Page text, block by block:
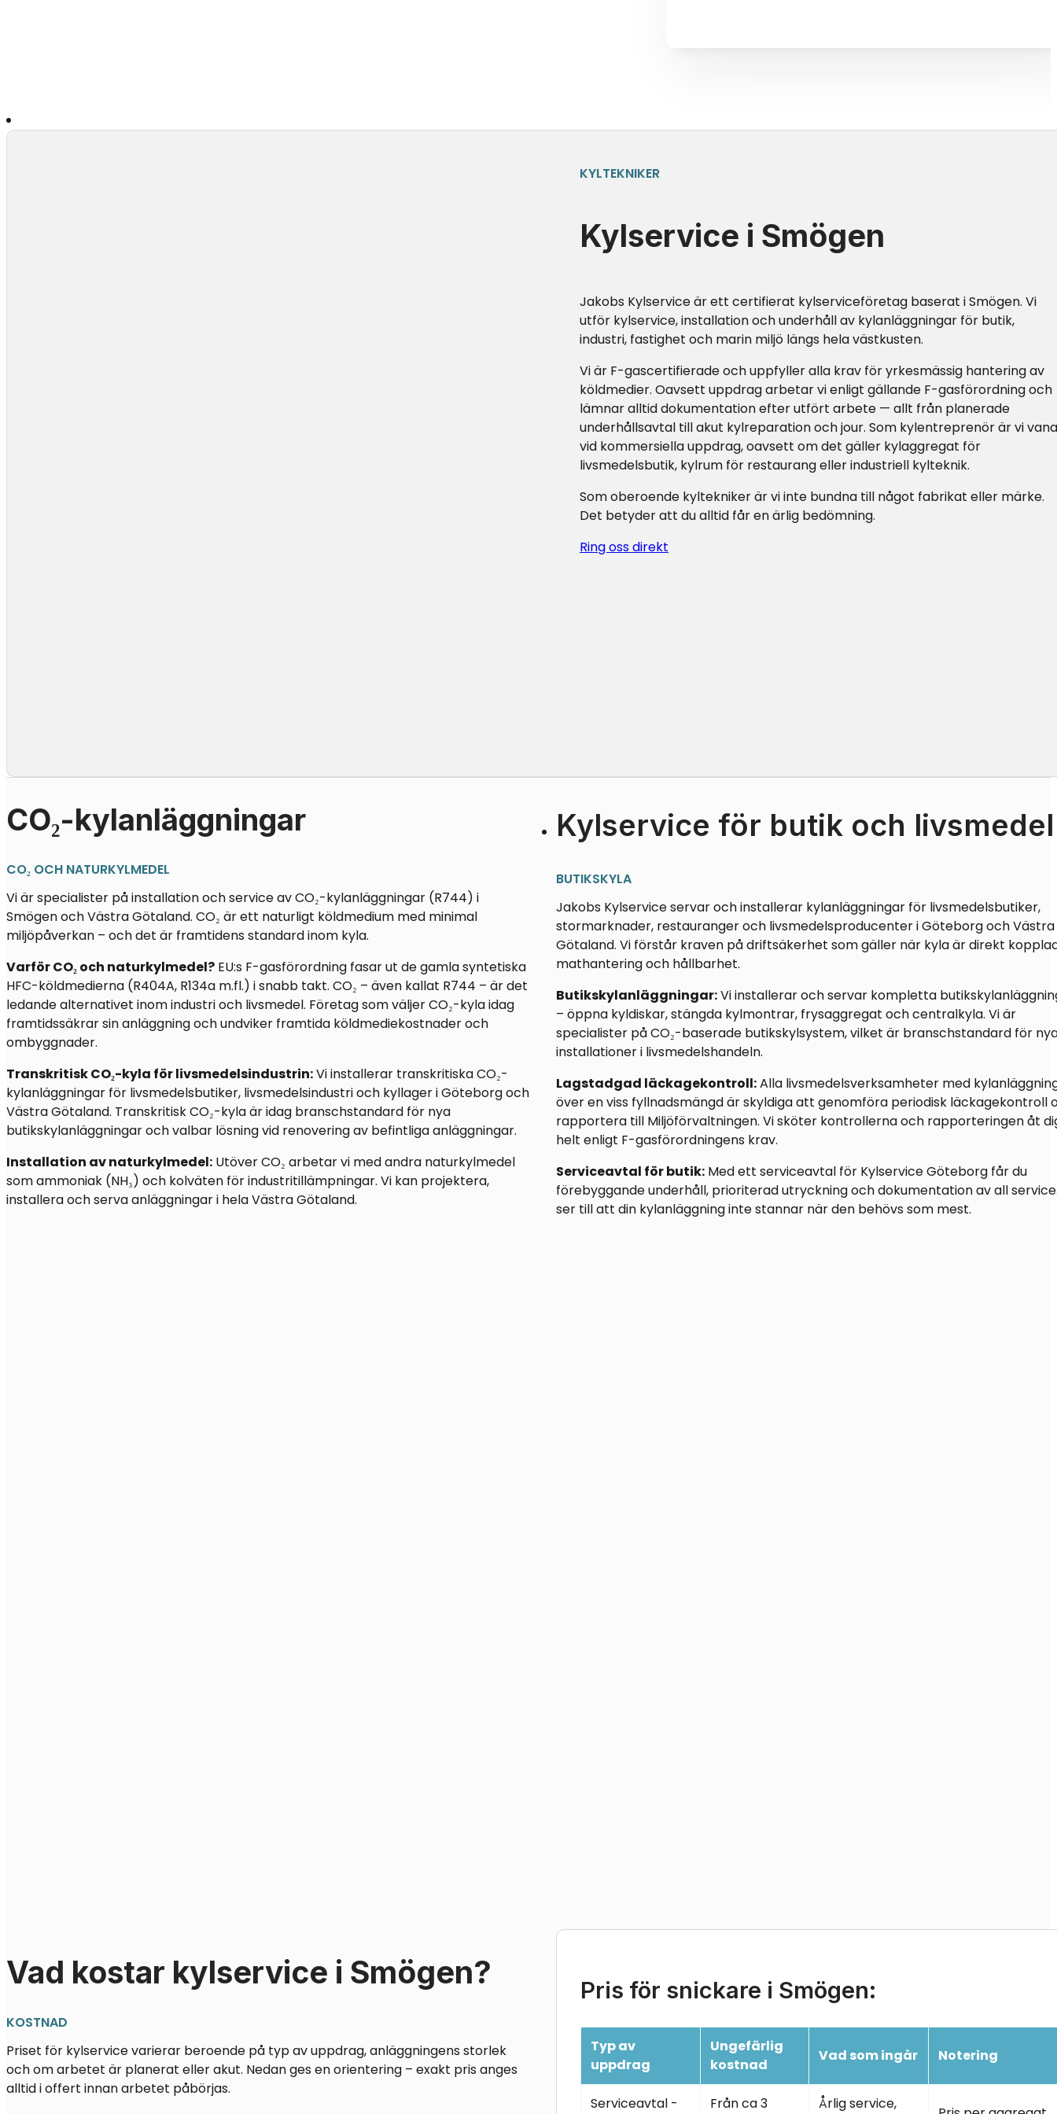
Kylservice i Smögen
Jakobs Kylservice är ett certifierat kylserviceföretag baserat iSmögen. Vi
utför kylservice, installation och underhåll av kylanläggningar för butik,
industri, fastighet och marin miljö längs hela västkusten.
Vi är F-gascertifierade och uppfyller alla krav för yrkesmässig hantering av
köldmedier. Oavsett uppdrag arbetar vi enligt gällande F-gasförordning och
lämnar alltid dokumentation efter utfört arbete — allt från planerade
underhållsavtal till akut kylreparation och jour. Som kylentreprenör är vi vana
vid kommersiella uppdrag, oavsett om det gäller kylaggregat för
livsmedelsbutik, kylrum för restaurang eller industriell kylteknik.
Som oberoende kyltekniker är vi inte bundna till något fabrikat eller märke.
Det betyder att du alltid får en ärlig bedömning.
KYLTEKNIKER
Ring oss direkt
CO₂-kylanläggningar
CO₂ OCH NATURKYLMEDEL
Vi är specialister på installation och service av CO₂-kylanläggningar (R744) i
Smögenoch Västra Götaland. CO₂ är ett naturligt köldmedium med minimal
miljöpåverkan – och det är framtidens standard inom kyla.
Varför CO₂ och naturkylmedel? EU:s F-gasförordning fasar ut de gamla syntetiska
HFC-köldmedierna (R404A, R134a m.fl.) i snabb takt. CO₂ – även kallat R744 – är det
ledande alternativet inom industri och livsmedel. Företag som väljer CO₂-kyla idag
framtidssäkrar sin anläggning och undviker framtida köldmediekostnader och
ombyggnader.
Transkritisk CO₂-kyla för livsmedelsindustrin:Vi installerar transkritiska CO₂-
kylanläggningar för livsmedelsbutiker, livsmedelsindustri och kyllager i Göteborg och
Västra Götaland. Transkritisk CO₂-kyla är idag branschstandard för nya
butikskylanläggningar och valbar lösning vid renovering av befintliga anläggningar.
Installation av naturkylmedel: Utöver CO₂ arbetar vi med andra naturkylmedel
som ammoniak (NH₃) och kolväten för industritillämpningar. Vi kan projektera,
installera och serva anläggningar i hela Västra Götaland.
Kylservice för butik och livsmedel
BUTIKSKYLA
Jakobs Kylservice servar och installerar kylanläggningar för livsmedelsbutiker,
stormarknader, restauranger och livsmedelsproducenter i Göteborg och Västra
Götaland. Vi förstår kraven på driftsäkerhet som gäller när kyla är direkt
mathantering och hållbarhet.
Butikskylanläggningar:Vi installerar och servar kompletta
– öppna kyldiskar, stängda kylmontrar, frysaggregat och centralkyla. Vi är
specialister på CO₂-baserade butikskylsystem, vilket är branschstandard för
installationer i livsmedelshandeln.
Lagstadgad läckagekontroll:Alla livsmedelsverksamheter med
över en viss fyllnadsmängd är skyldiga att genomföra periodisk läckagekontroll
rapportera till Miljöförvaltningen. Vi sköter kontrollerna och rapporteringen åt
helt enligt F-gasförordningens krav.
Serviceavtal för butik: Med ett serviceavtal för Kylservice Göteborg får du
förebyggande underhåll, prioriterad utryckning och dokumentation av all
ser till att din kylanläggning inte stannar när den behövs som mest.
Vad kostar kylservice i Smögen?
KOSTNAD
Priset för kylservice varierar beroende på typ av uppdrag, anläggningens storlek
och om arbetet är planerat eller akut. Nedan ges en orientering – exakt pris anges
alltid i offert innan arbetet påbörjas.
Pris för snickare i Smögen:
Typ av
uppdrag
Ungefärlig
kostnad
Vad som ingår Notering
Serviceavtal -
Från ca 3
Årlig service,